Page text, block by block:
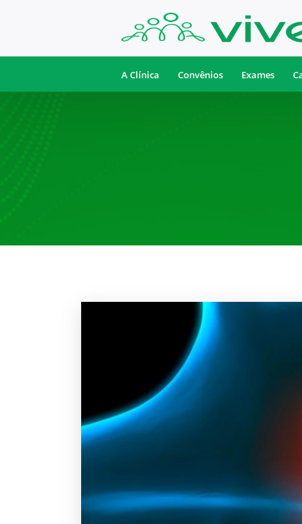
A Clínica Convênios Exames